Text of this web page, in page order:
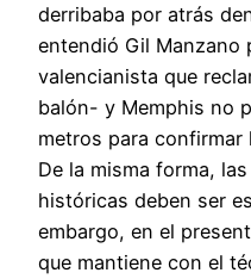
derribaba por atrás
entendió Gil Manzano
valencianista que
balón- y Memphis no
metros para confirmar
De la misma forma,
históricas deben ser
embargo, en el
que mantiene con el